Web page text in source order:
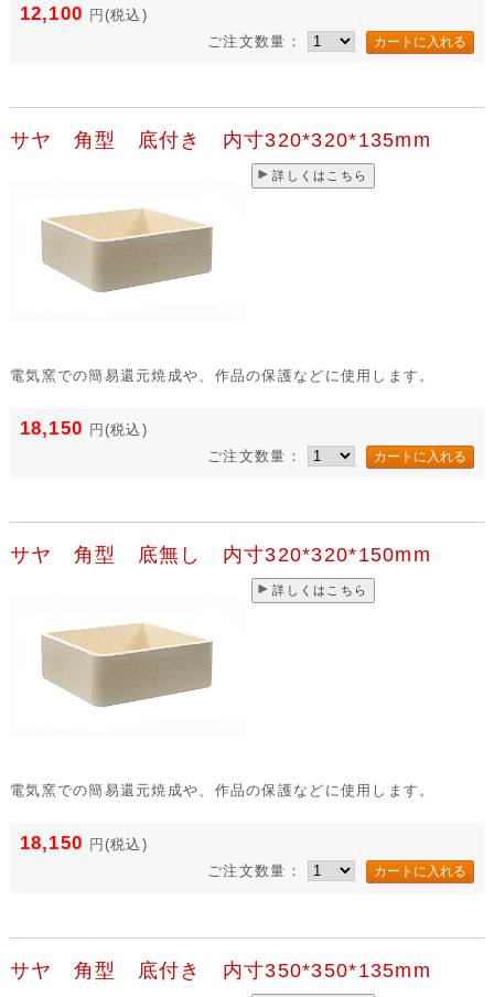
12,100 円(税込)
ご注文数量：
サヤ 角型 底付き 内寸320*320*135mm
詳しくはこちら
電気窯での簡易還元焼成や、作品の保護などに使用します。
18,150 円 (税込)
ご注文数量：
サヤ 角型 底無し 内寸320*320*150mm
詳しくはこちら
電気窯での簡易還元焼成や、作品の保護などに使用します。
18,150 円 (税込)
ご注文数量：
サヤ 角型 底付き 内寸350*350*135mm